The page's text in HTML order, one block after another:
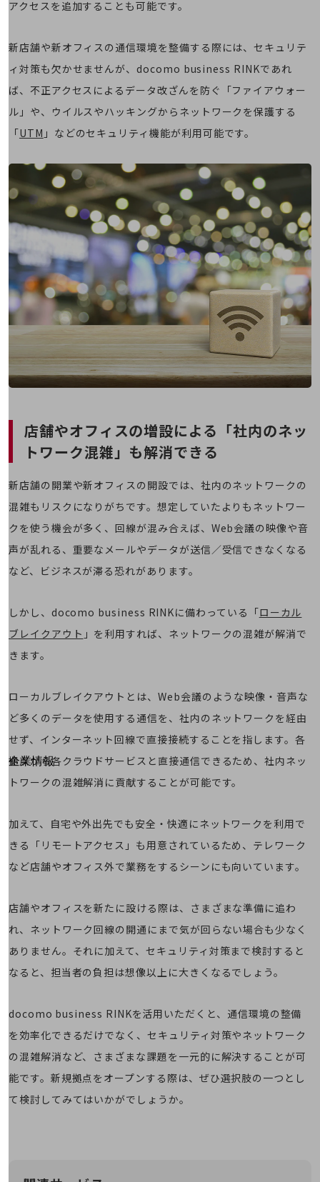
旬な話題やお役立ち資料などDXの課題を
お役立ち資料ダウンロード
トレンド記事特集
IT用語集
中堅中小企業向け
サービス・ソリューション
課題やニーズに合ったサービスをご紹介し、
お悩みから見つけるTOP
ネットワーク
モバイル・音声
バックオフィス
リモート・ハイブリッドワーク
セキュリティ
その他のお悩みはこちら
業界から見つける
業界から見つけるTOP
製造業
運輸業
建設業
地域産業
ゲーム感覚で見つける
ビジネスお悩み診断
オンラインショップ
相談・申し込みができるバーチャルショップ
法人向けモバイルトップ
サービス・商品を探す
別ウィンドウで開きます
企業情報
企業情報TOP
組織
事業拠点
グループ会社
ニュースルーム
ニュースリリース
重要なお知らせ
お知らせ
NTTドコモビジネスグループのサステナビリティ
アクセスを追加することも可能です。
新店舗や新オフィスの通信環境を整備する際には、セキュリテ
ィ対策も欠かせませんが、docomo business RINKであれ
ば、不正アクセスによるデータ改ざんを防ぐ「ファイアウォー
ル」や、ウイルスやハッキングからネットワークを保護する
「UTM 」などのセキュリティ機能が利用可能です。
店舗やオフィスの増設による 「社内のネッ
トワーク混雑」も解消できる
新店舗の開業や新オフィスの開設では、社内のネットワークの
混雑もリスクになりがちです。想定していたよりもネットワー
クを使う機会が多く、回線が混み合えば、Web会議の映像や音
声が乱れる、重要なメールやデータが送信／受信できなくなる
など、ビジネスが滞る恐れがあります。
しかし、docomo business RINKに備わっている「ローカル
ブレイクアウト 」を利用すれば、ネットワークの混雑が解消で
きます。
ローカルブレイクアウトとは、Web会議のような映像・音声な
ど多くのデータを使用する通信を、社内のネットワークを経由
せず、インターネット回線で直接接続することを指します。各
拠点から各クラウドサービスと直接通信できるため、社内ネッ
トワークの混雑解消に貢献することが可能です。
加えて、自宅や外出先でも安全・快適にネットワークを利用で
きる「リモートアクセス」も用意されているため、テレワーク
など店舗やオフィス外で業務をするシーンにも向いています。
店舗やオフィスを新たに設ける際は、さまざまな準備に追わ
れ、ネットワーク回線の開通にまで気が回らない場合も少なく
ありません。それに加えて、セキュリティ対策まで検討すると
なると、担当者の負担は想像以上に大きくなるでしょう。
docomo business RINKを活用いただくと、通信環境の整備
を効率化できるだけでなく、セキュリティ対策やネットワーク
の混雑解消など、さまざまな課題を一元的に解決することが可
能です。新規拠点をオープンする際は、ぜひ選択肢の一つとし
て検討してみてはいかがでしょうか。